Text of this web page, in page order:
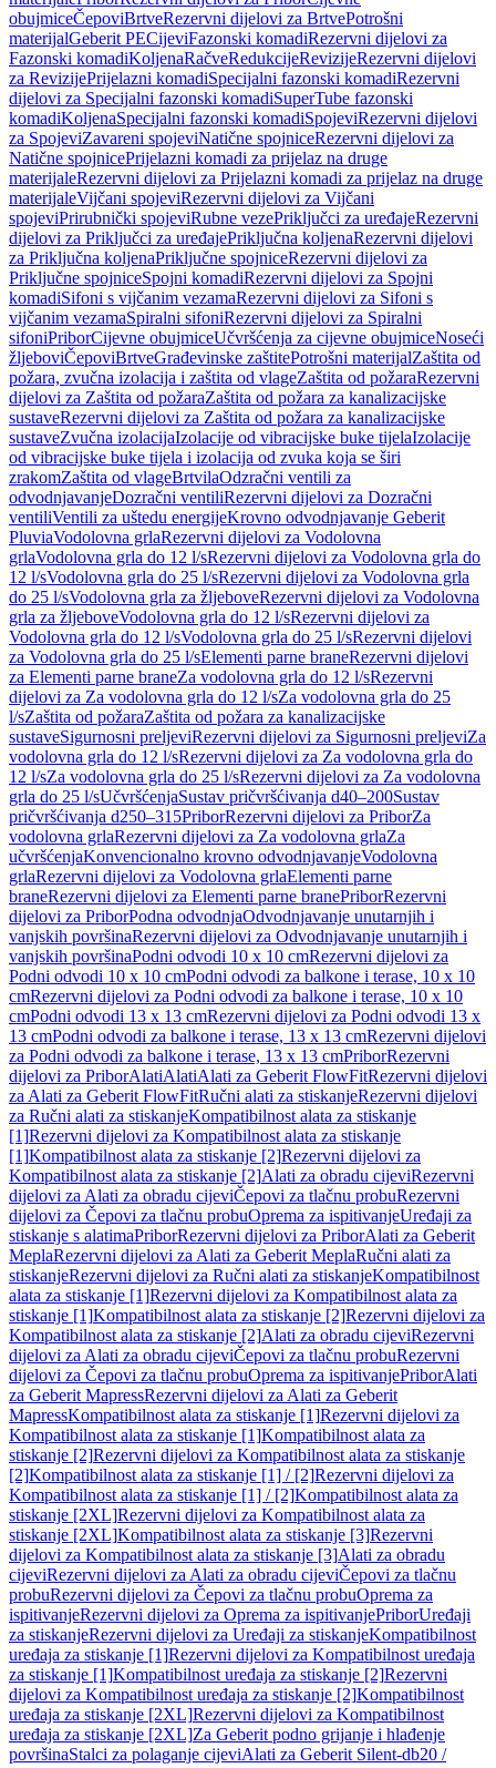
obujmiceČepoviBrtveRezervni dijelovi za BrtvePotrošni
materijalGeberit PECijeviFazonski komadiRezervni dijelovi za
Fazonski komadiKoljenaRačveRedukcijeRevizijeRezervni dijelovi
za RevizijePrijelazni komadiSpecijalni fazonski komadiRezervni
dijelovi za Specijalni fazonski komadiSuperTube fazonski
komadiKoljenaSpecijalni fazonski komadiSpojeviRezervni dijelovi
za SpojeviZavareni spojeviNatične spojniceRezervni dijelovi za
Natične spojnicePrijelazni komadi za prijelaz na druge
materijaleRezervni dijelovi za Prijelazni komadi za prijelaz na druge
materijaleVijčani spojeviRezervni dijelovi za Vijčani
spojeviPrirubnički spojeviRubne vezePriključci za uređajeRezervni
dijelovi za Priključci za uređajePriključna koljenaRezervni dijelovi
za Priključna koljenaPriključne spojniceRezervni dijelovi za
Priključne spojniceSpojni komadiRezervni dijelovi za Spojni
komadiSifoni s vijčanim vezamaRezervni dijelovi za Sifoni s
vijčanim vezamaSpiralni sifoniRezervni dijelovi za Spiralni
sifoniPriborCijevne obujmiceUčvršćenja za cijevne obujmiceNoseći
žljeboviČepoviBrtveGrađevinske zaštitePotrošni materijalZaštita od
požara, zvučna izolacija i zaštita od vlageZaštita od požaraRezervni
dijelovi za Zaštita od požaraZaštita od požara za kanalizacijske
sustaveRezervni dijelovi za Zaštita od požara za kanalizacijske
sustaveZvučna izolacijaIzolacije od vibracijske buke tijelaIzolacije
od vibracijske buke tijela i izolacija od zvuka koja se širi
zrakomZaštita od vlageBrtvilaOdzračni ventili za
odvodnjavanjeDozračni ventiliRezervni dijelovi za Dozračni
ventiliVentili za uštedu energijeKrovno odvodnjavanje Geberit
PluviaVodolovna grlaRezervni dijelovi za Vodolovna
grlaVodolovna grla do 12 l/sRezervni dijelovi za Vodolovna grla do
12 l/sVodolovna grla do 25 l/sRezervni dijelovi za Vodolovna grla
do 25 l/sVodolovna grla za žljeboveRezervni dijelovi za Vodolovna
grla za žljeboveVodolovna grla do 12 l/sRezervni dijelovi za
Vodolovna grla do 12 l/sVodolovna grla do 25 l/sRezervni dijelovi
za Vodolovna grla do 25 l/sElementi parne braneRezervni dijelovi
za Elementi parne braneZa vodolovna grla do 12 l/sRezervni
dijelovi za Za vodolovna grla do 12 l/sZa vodolovna grla do 25
l/sZaštita od požaraZaštita od požara za kanalizacijske
sustaveSigurnosni preljeviRezervni dijelovi za Sigurnosni preljeviZa
vodolovna grla do 12 l/sRezervni dijelovi za Za vodolovna grla do
12 l/sZa vodolovna grla do 25 l/sRezervni dijelovi za Za vodolovna
grla do 25 l/sUčvršćenjaSustav pričvršćivanja d40–200Sustav
pričvršćivanja d250–315PriborRezervni dijelovi za PriborZa
vodolovna grlaRezervni dijelovi za Za vodolovna grlaZa
učvršćenjaKonvencionalno krovno odvodnjavanjeVodolovna
grlaRezervni dijelovi za Vodolovna grlaElementi parne
braneRezervni dijelovi za Elementi parne branePriborRezervni
dijelovi za PriborPodna odvodnjaOdvodnjavanje unutarnjih i
vanjskih površinaRezervni dijelovi za Odvodnjavanje unutarnjih i
vanjskih površinaPodni odvodi 10 x 10 cmRezervni dijelovi za
Podni odvodi 10 x 10 cmPodni odvodi za balkone i terase, 10 x 10
cmRezervni dijelovi za Podni odvodi za balkone i terase, 10 x 10
cmPodni odvodi 13 x 13 cmRezervni dijelovi za Podni odvodi 13 x
13 cmPodni odvodi za balkone i terase, 13 x 13 cmRezervni dijelovi
za Podni odvodi za balkone i terase, 13 x 13 cmPriborRezervni
dijelovi za PriborAlatiAlatiAlati za Geberit FlowFitRezervni dijelovi
za Alati za Geberit FlowFitRučni alati za stiskanjeRezervni dijelovi
za Ručni alati za stiskanjeKompatibilnost alata za stiskanje
[1]Rezervni dijelovi za Kompatibilnost alata za stiskanje
[1]Kompatibilnost alata za stiskanje [2]Rezervni dijelovi za
Kompatibilnost alata za stiskanje [2]Alati za obradu cijeviRezervni
dijelovi za Alati za obradu cijeviČepovi za tlačnu probuRezervni
dijelovi za Čepovi za tlačnu probuOprema za ispitivanjeUređaji za
stiskanje s alatimaPriborRezervni dijelovi za PriborAlati za Geberit
MeplaRezervni dijelovi za Alati za Geberit MeplaRučni alati za
stiskanjeRezervni dijelovi za Ručni alati za stiskanjeKompatibilnost
alata za stiskanje [1]Rezervni dijelovi za Kompatibilnost alata za
stiskanje [1]Kompatibilnost alata za stiskanje [2]Rezervni dijelovi za
Kompatibilnost alata za stiskanje [2]Alati za obradu cijeviRezervni
dijelovi za Alati za obradu cijeviČepovi za tlačnu probuRezervni
dijelovi za Čepovi za tlačnu probuOprema za ispitivanjePriborAlati
za Geberit MapressRezervni dijelovi za Alati za Geberit
MapressKompatibilnost alata za stiskanje [1]Rezervni dijelovi za
Kompatibilnost alata za stiskanje [1]Kompatibilnost alata za
stiskanje [2]Rezervni dijelovi za Kompatibilnost alata za stiskanje
[2]Kompatibilnost alata za stiskanje [1] / [2]Rezervni dijelovi za
Kompatibilnost alata za stiskanje [1] / [2]Kompatibilnost alata za
stiskanje [2XL]Rezervni dijelovi za Kompatibilnost alata za
stiskanje [2XL]Kompatibilnost alata za stiskanje [3]Rezervni
dijelovi za Kompatibilnost alata za stiskanje [3]Alati za obradu
cijeviRezervni dijelovi za Alati za obradu cijeviČepovi za tlačnu
probuRezervni dijelovi za Čepovi za tlačnu probuOprema za
ispitivanjeRezervni dijelovi za Oprema za ispitivanjePriborUređaji
za stiskanjeRezervni dijelovi za Uređaji za stiskanjeKompatibilnost
uređaja za stiskanje [1]Rezervni dijelovi za Kompatibilnost uređaja
za stiskanje [1]Kompatibilnost uređaja za stiskanje [2]Rezervni
dijelovi za Kompatibilnost uređaja za stiskanje [2]Kompatibilnost
uređaja za stiskanje [2XL]Rezervni dijelovi za Kompatibilnost
uređaja za stiskanje [2XL]Za Geberit podno grijanje i hlađenje
površinaStalci za polaganje cijeviAlati za Geberit Silent-db20 /